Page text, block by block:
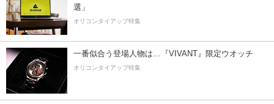
選」
オリコンタイアップ特集
一番似合う登場人物は…『VIVANT』限定ウオッチ
オリコンタイアップ特集